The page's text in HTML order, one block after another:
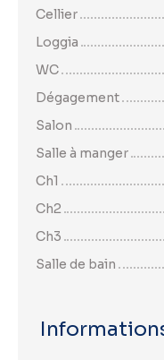
Cellier
Loggia
WC
Dégagement
Salon
Salle à manger
Ch1
Ch2
Ch3
Salle de bain